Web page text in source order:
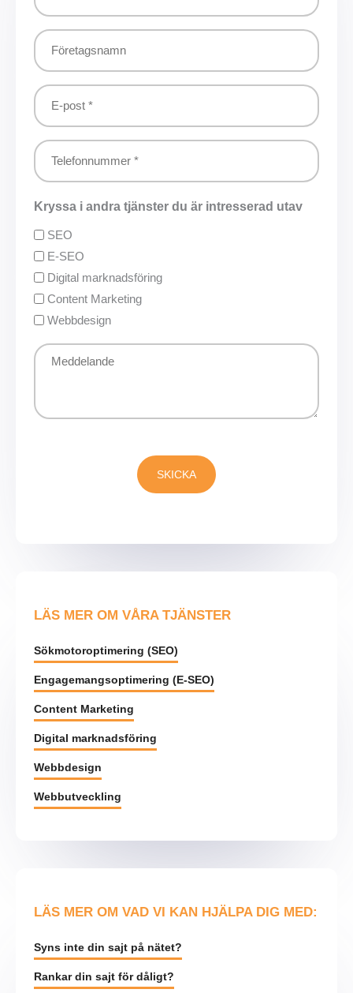
*
*
Företagsnamn
E-
post
*
Telefonnummer
*
Kryssa i andra tjänster du är intresserad utav
SEO
E-SEO
Digital marknadsföring
Content Marketing
Webbdesign
Meddelande
LÄS MER OM VÅRA TJÄNSTER
Sökmotoroptimering (SEO)
Engagemangsoptimering (E-SEO)
Content Marketing
Digital marknadsföring
Webbdesign
Webbutveckling
LÄS MER OM VAD VI KAN HJÄLPA DIG MED:
Syns inte din sajt på nätet?
Rankar din sajt för dåligt?